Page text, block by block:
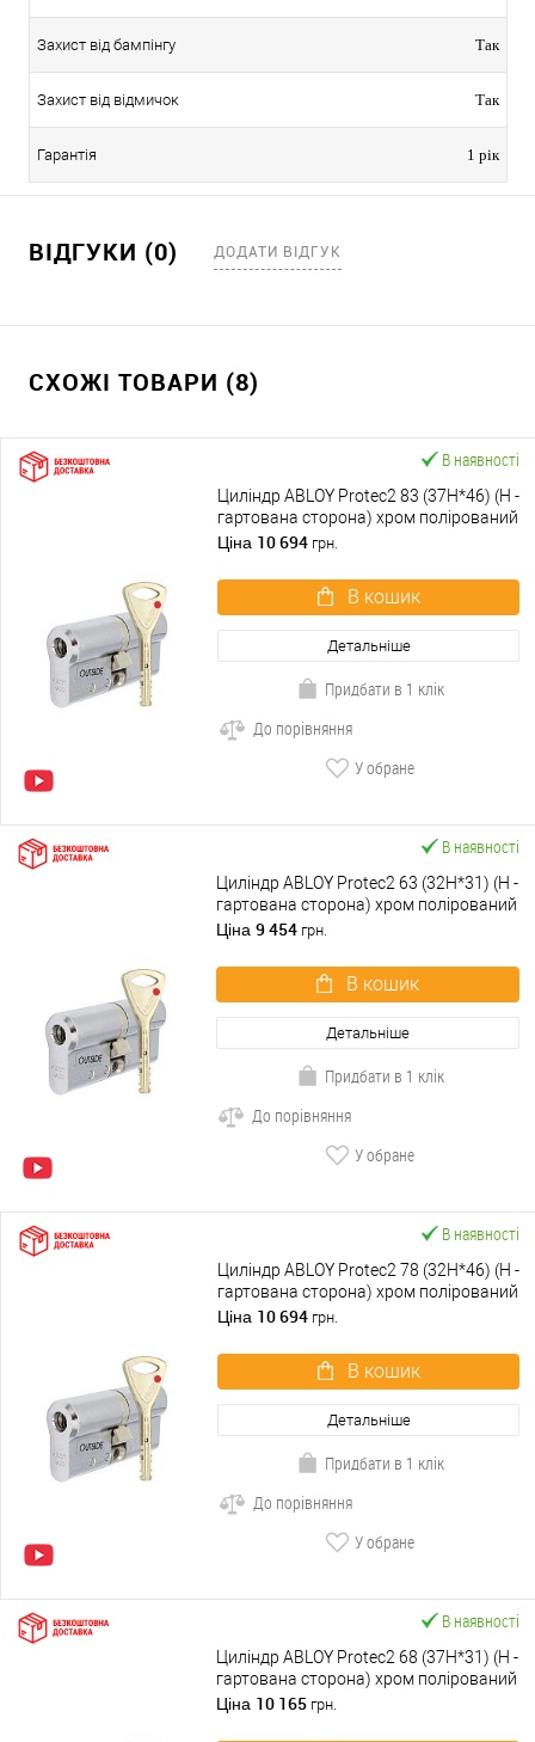
Захист від бампінгу Так
Захист від відмичок Так
Гарантія 1 рік
ВІДГУКИ (0) ДОДАТИ ВІДГУК
СХОЖІ ТОВАРИ (8)
В наявності
Циліндр ABLOY Protec2 83 (37H*46) (H -
гартована сторона) хром полірований
Ціна 10 694 грн.
В кошик
Детальніше
Придбати в 1 клік
До порівняння
У обране
В наявності
Циліндр ABLOY Protec2 63 (32H*31) (H -
гартована сторона) хром полірований
Ціна 9 454 грн.
В кошик
Детальніше
Придбати в 1 клік
До порівняння
У обране
В наявності
Циліндр ABLOY Protec2 78 (32H*46) (H -
гартована сторона) хром полірований
Ціна 10 694 грн.
В кошик
Детальніше
Придбати в 1 клік
До порівняння
У обране
В наявності
Циліндр ABLOY Protec2 68 (37H*31) (H -
гартована сторона) хром полірований
Ціна 10 165 грн.